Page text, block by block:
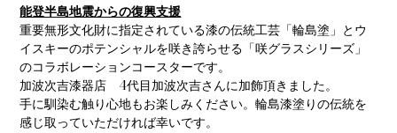
能登半島地震からの復興支援
重要無形文化財に指定されている漆の伝統工芸「輪島塗」とウ
イスキーのポテンシャルを咲き誇らせる「咲グラスシリーズ」
のコラボレーションコースターです。
加波次吉漆器店 4代目加波次吉さんに加飾頂きました。
手に馴染む触り心地もお楽しみください。輪島漆塗りの伝統を
感じ取っていただければ幸いです。